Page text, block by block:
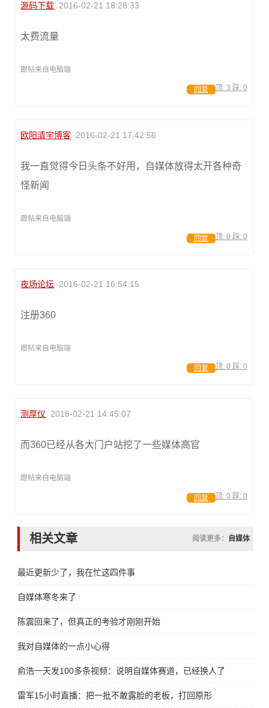
源码下载 2016-02-21 18:28:33
太费流量
跟帖来自电脑端
顶: 3 踩: 0
回复
欧阳清宇博客 2016-02-21 17:42:56
我一直觉得今日头条不好用，自媒体放得太开各种奇
怪新闻
跟帖来自电脑端
顶: 0 踩: 0
回复
夜场论坛 2016-02-21 16:54:15
注册360
跟帖来自电脑端
顶: 0 踩: 0
回复
测厚仪 2016-02-21 14:45:07
而360已经从各大门户站挖了一些媒体高官
跟帖来自电脑端
顶: 0 踩: 0
回复
相关文章 阅读更多： 自媒体
最近更新少了，我在忙这四件事
自媒体寒冬来了
陈震回来了，但真正的考验才刚刚开始
我对自媒体的一点小心得
俞浩一天发100多条视频：说明自媒体赛道，已经换人了
雷军15小时直播：把一批不敢露脸的老板，打回原形